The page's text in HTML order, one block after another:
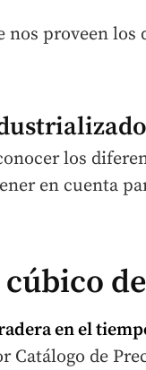
proveen
los
en cuenta
en el
Catálogo de